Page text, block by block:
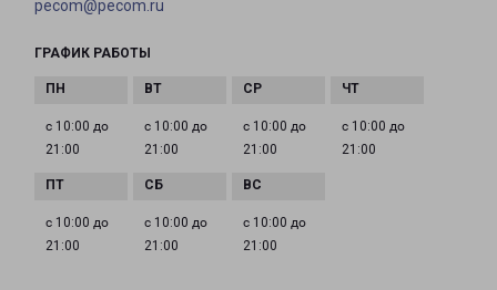
pecom@pecom.ru
ГРАФИК РАБОТЫ
с 10:00 до
21:00
с 10:00 до
21:00
с 10:00 до
21:00
с 10:00 до
21:00
с 10:00 до
21:00
с 10:00 до
21:00
с 10:00 до
21:00